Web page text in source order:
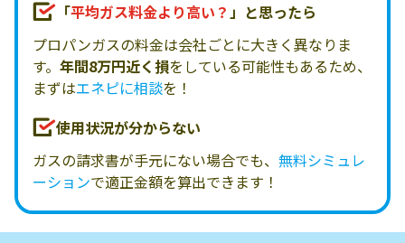
「平均ガス料金より高い？」と思ったら
プロパンガスの料金は会社ごとに大きく異なりま
す。 年間8万円近く損をしている可能性もあるため、
まずはエネピに相談を！
使用状況が分からない
ガスの請求書が手元にない場合でも、 無料シミュレ
ーションで適正金額を算出できます！